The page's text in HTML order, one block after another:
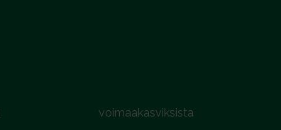
voimaakasviksista